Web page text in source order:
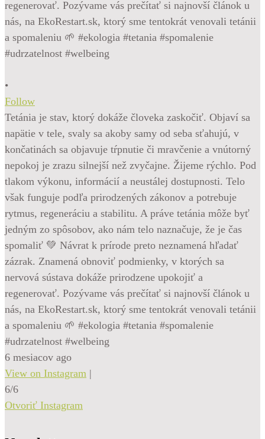
•
Follow
Tetánia je stav, ktorý dokáže človeka zaskočiť. Objaví sa
napätie v tele, svaly sa akoby samy od seba sťahujú, v
končatinách sa objavuje tŕpnutie či mravčenie a vnútorný
nepokoj je zrazu silnejší než zvyčajne. Žijeme rýchlo. Pod
tlakom výkonu, informácií a neustálej dostupnosti. Telo
však funguje podľa prirodzených zákonov a potrebuje
rytmus, regeneráciu a stabilitu. A práve tetánia môže byť
jedným zo spôsobov, ako nám telo naznačuje, že je čas
spomaliť 💚 Návrat k prírode preto neznamená hľadať
zázrak. Znamená obnoviť podmienky, v ktorých sa
nervová sústava dokáže prirodzene upokojiť a
regenerovať. Pozývame vás prečítať si najnovší článok u
nás, na EkoRestart.sk, ktorý sme tentokrát venovali tetánii
a spomaleniu 🌱 #ekologia #tetania #spomalenie
#udrzatelnost #welbeing
6 mesiacov ago
View on Instagram |
6/6
Otvoriť Instagram